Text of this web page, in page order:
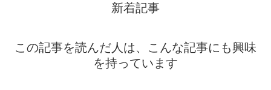
新着記事
この記事を読んだ人は、こんな記事にも興味
を持っています